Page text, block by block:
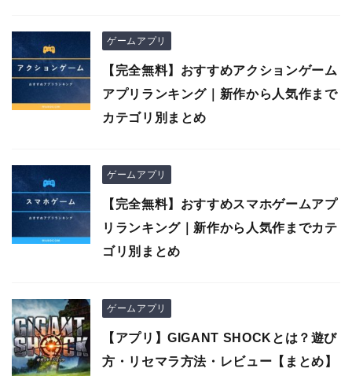
ゲームアプリ
【完全無料】おすすめアクションゲーム
アプリランキング｜新作から人気作まで
カテゴリ別まとめ
ゲームアプリ
【完全無料】おすすめスマホゲームアプ
リランキング｜新作から人気作までカテ
ゴリ別まとめ
ゲームアプリ
【アプリ】GIGANT SHOCKとは？遊び
方・リセマラ方法・レビュー【まとめ】